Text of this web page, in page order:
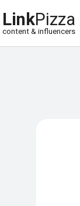
LinkPizza
content & influencers